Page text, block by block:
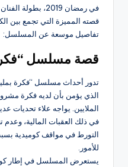
في رمضان 2019،
قصته المميزة التي تجمع بين
تفاصيل موسعة عن المسلسل:
قصة مسلسل
تدور أحداث مسلسل “فكرة
الذي يؤمن بأن لديه فكرة
الملايين. يواجه علاء تحديات
في ذلك العقبات المالية، وعدم
التورط في مواقف كوميدية
للأمور.
يستعرض المسلسل في إطار